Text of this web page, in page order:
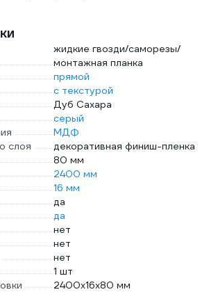
жидкие гвозди/саморезы/
монтажная планка
прямой
с текстурой
Дуб Сахара
серый
МДФ
слоя
декоративная финиш-пленка
80 мм
2400 мм
16 мм
да
да
нет
нет
нет
1 шт
2400х16х80 мм